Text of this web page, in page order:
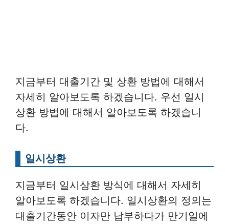
지금부터 대출기간 및 상환 방법에 대해서
자세히 알아보도록 하겠습니다. 우선 일시
상환 방법에 대해서 알아보도록 하겠습니
다.
일시상환
지금부터 일시상환 방식에 대해서 자세히
알아보도록 하겠습니다. 일시상환의 정의는
대출기간동안 이자만 납부하다가 만기일에